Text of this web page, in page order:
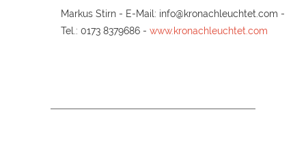
Markus Stirn - E-Mail: info@kronachleuchtet.com -
Tel.: 0173 8379686 - www.kronachleuchtet.com